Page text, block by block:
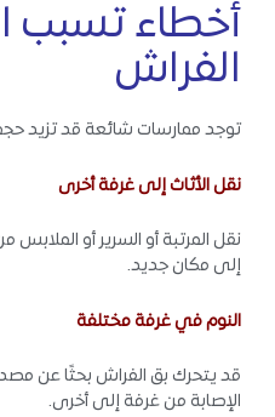
أخطاء تسبب
الفراش
توجد ممارسات شائعة قد تزيد
نقل الأثاث إلى غرفة أخرى
نقل المرتبة أو السرير أو
إلى مكان جديد.
النوم في غرفة مختلفة
قد يتحرك بق الفراش بحثًا عن
الإصابة من غرفة إلى أخرى.